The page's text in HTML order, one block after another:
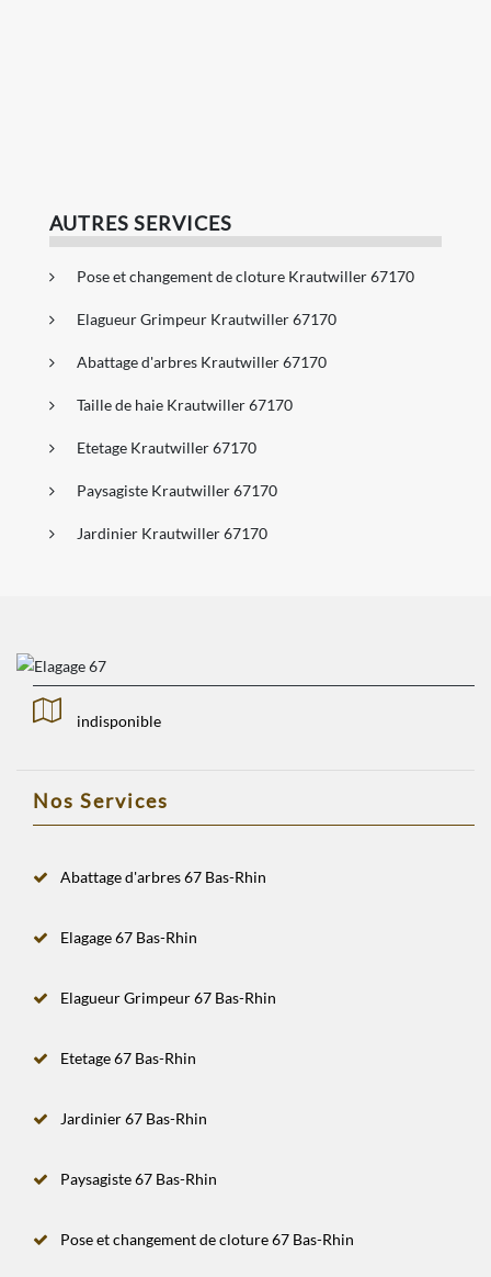
AUTRES SERVICES
Pose et changement de cloture Krautwiller 67170
Elagueur Grimpeur Krautwiller 67170
Abattage d'arbres Krautwiller 67170
Taille de haie Krautwiller 67170
Etetage Krautwiller 67170
Paysagiste Krautwiller 67170
Jardinier Krautwiller 67170
indisponible
Nos Services
Abattage d'arbres 67 Bas-Rhin
Elagage 67 Bas-Rhin
Elagueur Grimpeur 67 Bas-Rhin
Etetage 67 Bas-Rhin
Jardinier 67 Bas-Rhin
Paysagiste 67 Bas-Rhin
Pose et changement de cloture 67 Bas-Rhin